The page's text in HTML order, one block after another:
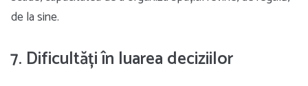
de la sine.
7. Dificultăți în luarea deciziilor